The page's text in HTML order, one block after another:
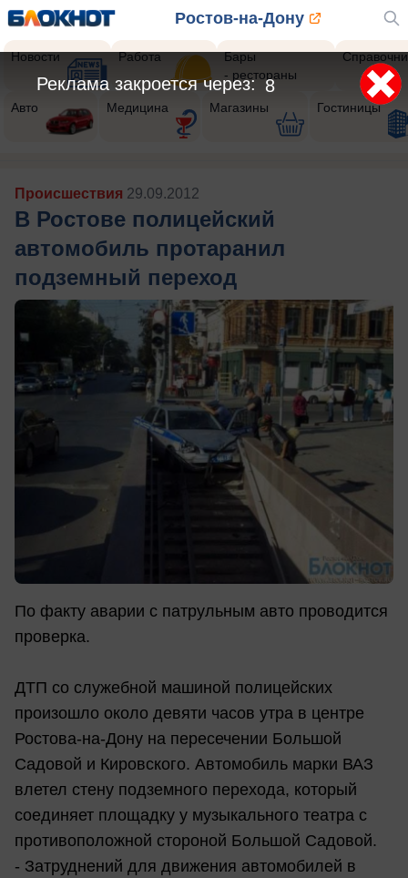
Ростов-на-Дону
Новости Работа
Бары
- рестораны
Авто Медицина Магазины Гостиницы
Происшествия 29.09.2012
В Ростове полицейский
автомобиль протаранил
подземный переход
По факту аварии с патрульным авто проводится
проверка.
ДТП со служебной машиной полицейских
произошло около девяти часов утра в центре
Ростова-на-Дону на пересечении Большой
Садовой и Кировского. Автомобиль марки ВАЗ
влетел стену подземного перехода, который
соединяет площадку у музыкального театра с
противоположной стороной Большой Садовой.
- Затруднений для движения автомобилей в
5
Реклама закроется через: